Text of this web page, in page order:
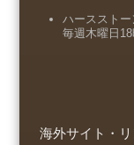
ハーススト
毎週木曜日18
海外サイト・